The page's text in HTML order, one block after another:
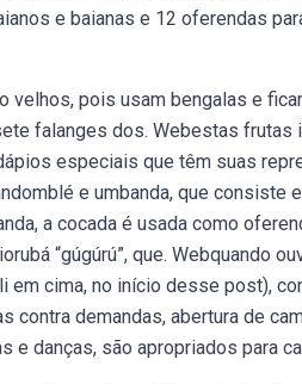
e baianas e 12 oferendas
pois usam bengalas e
falanges dos. Webestas
especiais que têm suas
e umbanda, que consiste
a cocada é usada como
“gúgúrú”, que. Webquando
em cima, no início desse post),
contra demandas, abertura de
e danças, são apropriados para